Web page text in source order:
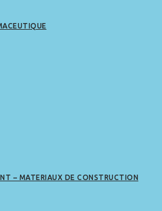
– MATERIAUX DE CONSTRUCTION